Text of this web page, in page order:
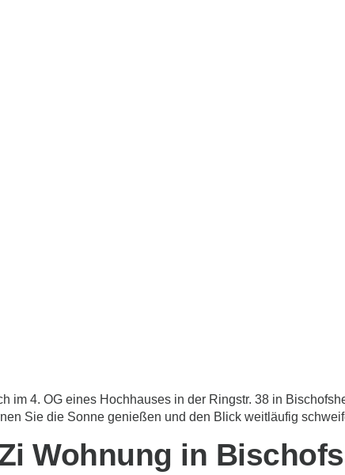
im 4. OG eines Hochhauses in der Ringstr. 38 in
Sie die Sonne genießen und den Blick weitläufig
Wohnung in